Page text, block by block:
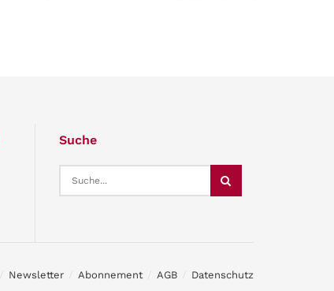
Suche
Newsletter Abonnement AGB Datenschutz